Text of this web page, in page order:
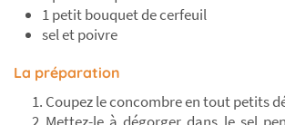
1 petit bouquet de cerfeuil
sel et poivre
La préparation
Coupez le concombre en tout petits